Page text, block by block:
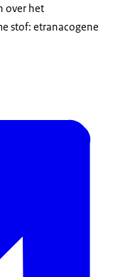
over het
stof: etranacogene